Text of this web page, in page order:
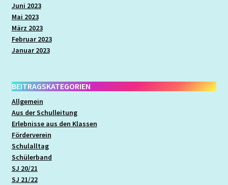
Schwimmen
Sozialarbeit
Tagesablauf
Termine
Therapien
Übersicht Stoffverteilung
Juni 2023
Mai 2023
März 2023
Februar 2023
Januar 2023
BEITRAGSKATEGORIEN
Allgemein
Aus der Schulleitung
Erlebnisse aus den Klassen
Förderverein
Schulalltag
Schülerband
SJ 20/21
SJ 21/22